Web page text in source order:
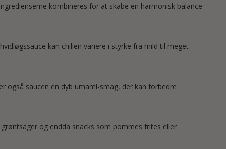
kombineres for at skabe en harmonisk balance
kan chilien variere i styrke fra mild til meget
også saucen en dyb umami-smag, der kan forbedre
og endda snacks som pommes frites eller